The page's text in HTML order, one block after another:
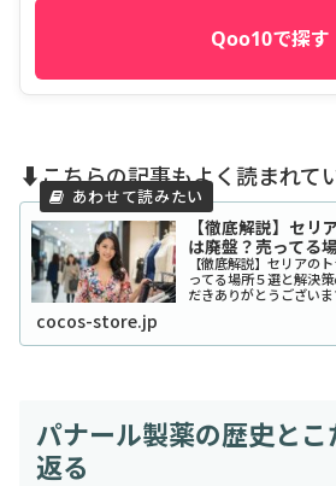
Qoo10で探す
⬇️こちらの記事もよく読まれて
【徹底解説】セリ
は廃盤？売ってる
【徹底解説】セリアの
ってる場所５選と解決
だきありがとうござい
ィ！？」とSNSで爆発
ベラーズノート風リフ
cocos-store.jp
パナール製薬の歴史とこ
返る